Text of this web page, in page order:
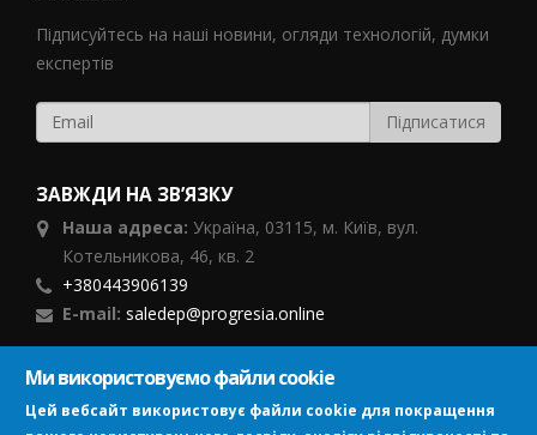
Підписуйтесь на наші новини, огляди технологій, думки
експертів
ЗАВЖДИ НА ЗВ’ЯЗКУ
Наша адреса: Україна, 03115, м. Київ, вул.
Котельникова, 46, кв. 2
+380443906139
E-mail: saledep@progresia.online
ПІДПИСУЙСЯ
Ми використовуємо файли cookie
Цей вебсайт використовує файли cookie для покращення